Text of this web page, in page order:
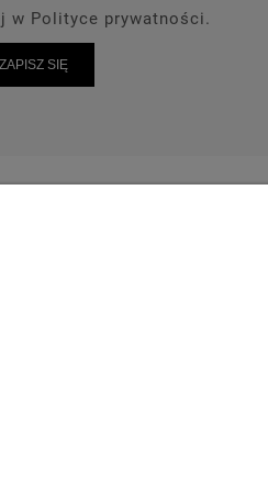
w Polityce prywatności.
ZAPISZ SIĘ